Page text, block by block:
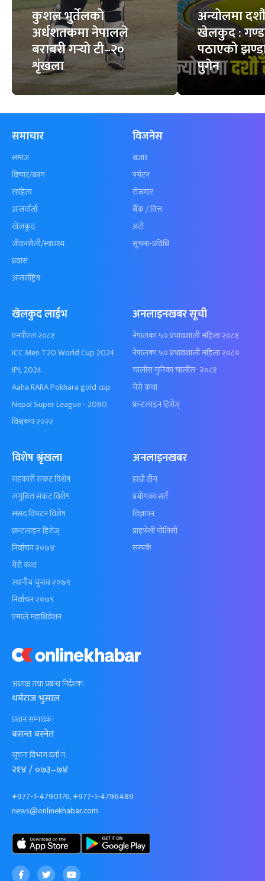
कुशल भुर्तेलको
अर्धशतकमा नेपालले
बराबरी गर्‍यो टी–२०
शृंखला
अन्योलमा दशौँ
खेलकुद :
पठाएको
पुगेन
अध्यक्ष तथा प्रबन्ध निर्देशक:
धर्मराज भुसाल
प्रधान सम्पादक:
बसन्त बस्नेत
सूचना विभाग दर्ता नं.
२१४ / ०७३–७४
+977-1-4790176, +977-1-4796489
news@onlinekhabar.com
समाचार
समाज
विचार/ब्लग
साहित्य
अन्तर्वार्ता
खेलकुद़़
जीवनशैली/स्वास्थ्य
प्रवास
अन्तर्राष्ट्रिय
विजनेस
बजार
पर्यटन
रोजगार
बैँक / वित्त
अटो
सूचना-प्रविधि
खेलकुद लाईभ
एनपीएल २०८१
ICC Men T20 World Cup 2024
IPL 2024
Aaha RARA Pokhara gold cup
Nepal Super League - 2080
विश्वकप २०२२
अनलाइनखबर सूची
नेपालका ५० प्रभावशाली महिला २०८१
नेपालका ५० प्रभावशाली महिला २०८०
चालीस मुनिका चालीस- २०८१
मेरो कथा
फ्रन्टलाइन हिरोज्
विशेष श्रृंखला
सहकारी संकट विशेष
लगुबित्त संकट विशेष
संसद विघटन विशेष
फ्रन्टलाइन हिरोज्
निर्वाचन २०७४
मेरो कथा
स्थानीय चुनाव २०७९
निर्वाचन २०७९
एमाले महाधिवेशन
अनलाइनखबर
हाम्रो टीम
प्रयोगका सर्त
विज्ञापन
प्राइभेसी पोलिसी
सम्पर्क